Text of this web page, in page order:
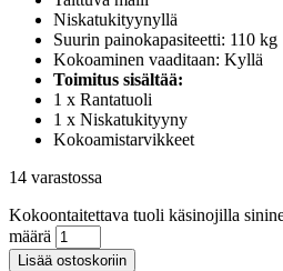
Niskatukityynyllä
Suurin painokapasiteetti: 110 kg
Kokoaminen vaaditaan: Kyllä
Toimitus sisältää:
1 x Rantatuoli
1 x Niskatukityyny
Kokoamistarvikkeet
14 varastossa
Kokoontaitettava tuoli käsinojilla
määrä
Lisää ostoskoriin